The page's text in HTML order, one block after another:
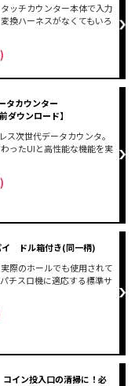
ッチカウンター本体で入力
換ハーネスがなくてもいろ
タカウンター
ウンロード】
次世代データカウンタ。
ったUIと高性能な機能を実
ドル箱付き(同一柄)
際のホールでも使用されて
チスロ機に適応する標準サ
コイン投入口の清掃に！必